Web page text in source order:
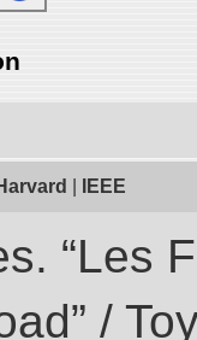
IEEE
“Les
/